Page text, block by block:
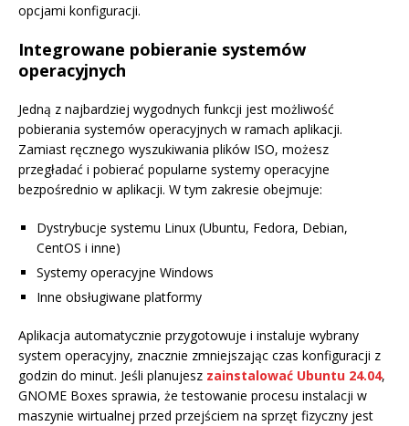
opcjami konfiguracji.
Integrowane pobieranie systemów
operacyjnych
Jedną z najbardziej wygodnych funkcji jest możliwość
pobierania systemów operacyjnych w ramach aplikacji.
Zamiast ręcznego wyszukiwania plików ISO, możesz
przegładać i pobierać popularne systemy operacyjne
bezpośrednio w aplikacji. W tym zakresie obejmuje:
Dystrybucje systemu Linux (Ubuntu, Fedora, Debian,
CentOS i inne)
Systemy operacyjne Windows
Inne obsługiwane platformy
Aplikacja automatycznie przygotowuje i instaluje wybrany
system operacyjny, znacznie zmniejszając czas konfiguracji z
godzin do minut. Jeśli planujesz zainstalować Ubuntu 24.04,
GNOME Boxes sprawia, że testowanie procesu instalacji w
maszynie wirtualnej przed przejściem na sprzęt fizyczny jest